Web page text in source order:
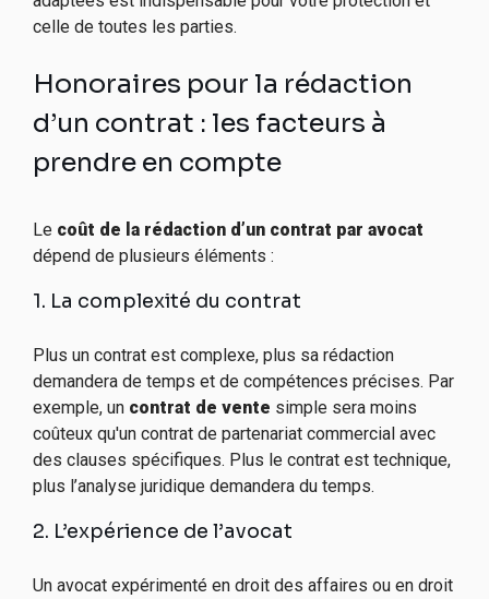
celle de toutes les parties.
Honoraires pour la rédaction
d’un contrat : les facteurs à
prendre en compte
Le coût de la rédaction d’un contrat par avocat
dépend de plusieurs éléments :
1. La complexité du contrat
Plus un contrat est complexe, plus sa rédaction
demandera de temps et de compétences précises. Par
exemple, un contrat de vente simple sera moins
coûteux qu'un contrat de partenariat commercial avec
des clauses spécifiques. Plus le contrat est technique,
plus l’analyse juridique demandera du temps.
2. L’expérience de l’avocat
Un avocat expérimenté en droit des affaires ou en droit